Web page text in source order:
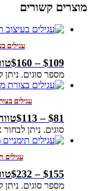
מוצרים קשורים
עגילים
$109
–
$160
מספר סוגים.
עגילים
$81
–
$113 טווח
סוגים. ניתן
עגילים
$155
–
$232
מספר סוגים.